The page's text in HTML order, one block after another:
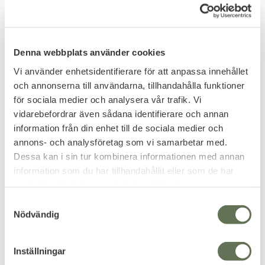
Denna webbplats använder cookies
Vi använder enhetsidentifierare för att anpassa innehållet
och annonserna till användarna, tillhandahålla funktioner
för sociala medier och analysera vår trafik. Vi
vidarebefordrar även sådana identifierare och annan
information från din enhet till de sociala medier och
annons- och analysföretag som vi samarbetar med.
Dessa kan i sin tur kombinera informationen med annan
information som du har tillhandahållit eller som de har
Nödvändig
Inställningar
Lägg till i favoriter
KLARUS K2A
Intelligent Dual-
Batteries Charger
3-i-1-laddare PowerBank & Dual-
Batteries-laddare.
249KR
Lägg till i favoriter
Klarus XT11GT Pro V2.0
Taktisk Ficklampa
3300LM 410m
Populär lampa på 3300 lumen.
1 295KR
15%